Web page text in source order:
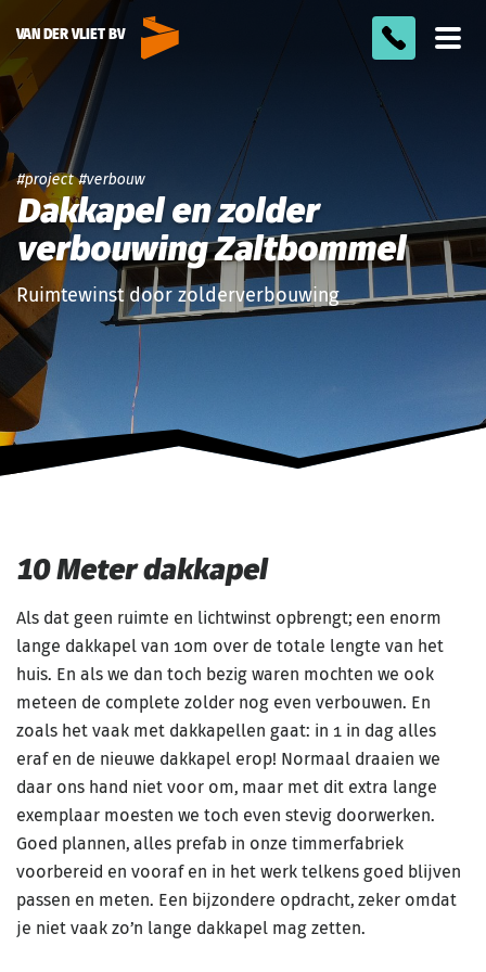
VAN DER VLIET BV
project verbouw
Dakkapel en zolder
verbouwing Zaltbommel
Ruimtewinst door zolderverbouwing
10 Meter dakkapel
Als dat geen ruimte en lichtwinst opbrengt; een enorm
lange dakkapel van 10m over de totale lengte van het
huis. En als we dan toch bezig waren mochten we ook
meteen de complete zolder nog even verbouwen. En
zoals het vaak met dakkapellen gaat: in 1 in dag alles
eraf en de nieuwe dakkapel erop! Normaal draaien we
daar ons hand niet voor om, maar met dit extra lange
exemplaar moesten we toch even stevig doorwerken.
Goed plannen, alles prefab in onze timmerfabriek
voorbereid en vooraf en in het werk telkens goed blijven
passen en meten. Een bijzondere opdracht, zeker omdat
je niet vaak zo’n lange dakkapel mag zetten.